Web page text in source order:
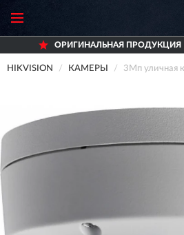
ОРИГИНАЛЬНАЯ ПРОДУКЦИЯ
HIKVISION КАМЕРЫ 3Мп уличная